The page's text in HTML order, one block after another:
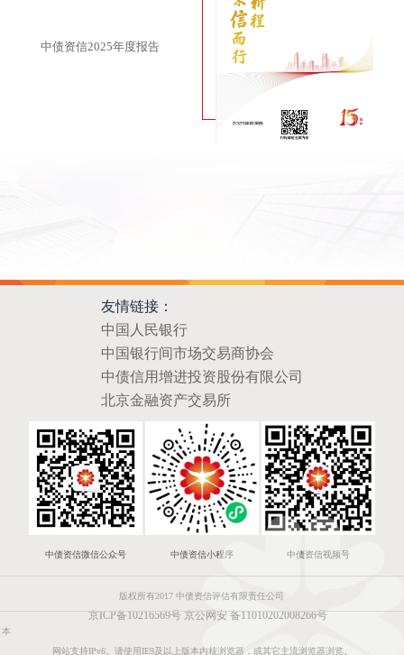
中债资信2025年度报告
友情链接：
中国人民银行
中国银行间市场交易商协会
中债信用增进投资股份有限公司
北京金融资产交易所
中债资信微信公众号 中债资信小程序 中债资信视频号
版权所有2017 中债资信评估有限责任公司
京ICP备10216569号 京公网安 备11010202008266号
本
网站支持IPv6。请使用IE9及以上版本内核浏览器，或其它主流浏览器浏览。